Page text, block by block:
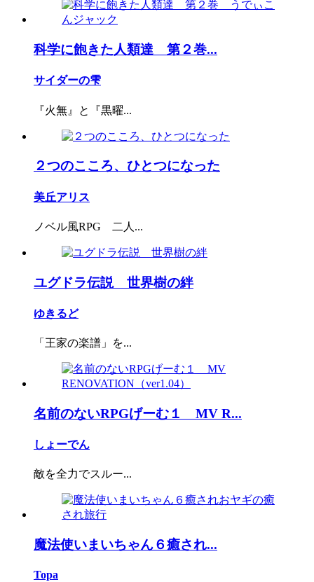
科学に飽きた人類達 第２巻...
サイダーの雫
『火無』と『黒曜...
２つのこころ、ひとつになった
美丘アリス
ノベル風RPG 二人...
ユグドラ伝説 世界樹の絆
ゆきるど
「王家の楽譜」を...
名前のないRPGげーむ１ MV R...
しょーでん
敵を全力でスルー...
魔法使いまいちゃん６癒され...
Topa